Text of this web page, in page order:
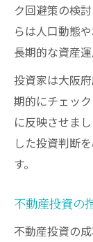
ク回避策の検
らは人口動態
長期的な資産
投資家は大阪
期的にチェッ
に反映させま
した投資判断
す。
不動産投資の
不動産投資の